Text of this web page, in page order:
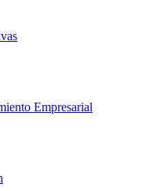
Empresarial